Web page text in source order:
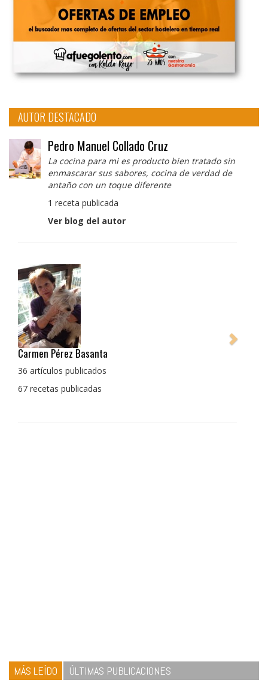
AUTOR DESTACADO
Pedro Manuel Collado Cruz
La cocina para mi es producto bien tratado sin
enmascarar sus sabores, cocina de verdad de
antaño con un toque diferente
1 receta publicada
Ver blog del autor
Pedro Manuel Collado Cruz
La cocina para mi es producto bien tratado sin
con un toque diferente